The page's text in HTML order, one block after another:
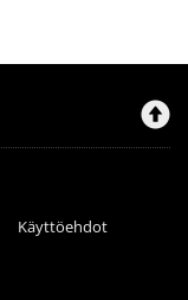
Käyttöehdot